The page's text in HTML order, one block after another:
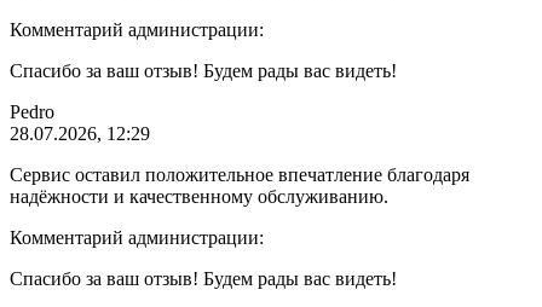
Комментарий администрации:
Спасибо за ваш отзыв! Будем рады вас видеть!
Pedro
28.07.2026, 12:29
Сервис оставил положительное впечатление благодаря
надёжности и качественному обслуживанию.
Комментарий администрации:
Спасибо за ваш отзыв! Будем рады вас видеть!